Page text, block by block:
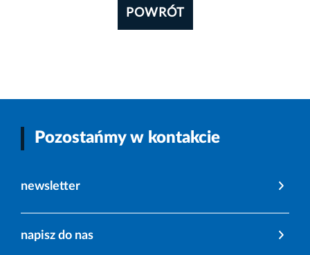
POWRÓT
Pozostańmy w kontakcie
newsletter
napisz do nas